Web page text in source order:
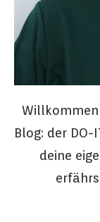
Willkommen
Blog: der DO-
deine